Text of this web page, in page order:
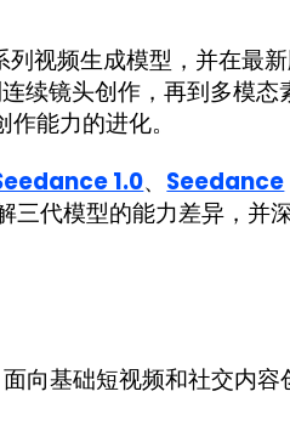
视频生成模型，并在最
续镜头创作，再到多模态
能力的进化。
1.0、 Seedance
三代模型的能力差异，并
向基础短视频和社交内容